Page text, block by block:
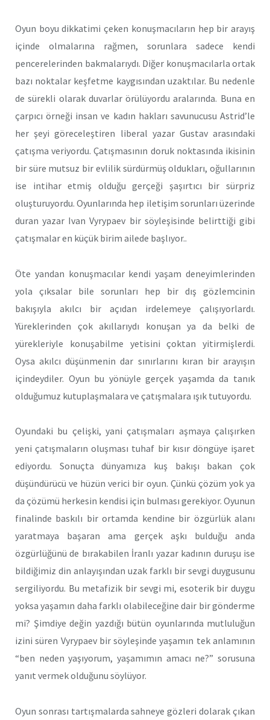
Oyun boyu dikkatimi çeken konuşmacıların hep bir arayış
içinde olmalarına rağmen, sorunlara sadece kendi
pencerelerinden bakmalarıydı. Diğer konuşmacılarla ortak
bazı noktalar keşfetme kaygısından uzaktılar. Bu nedenle
de sürekli olarak duvarlar örülüyordu aralarında. Buna en
çarpıcı örneği insan ve kadın hakları savunucusu Astrid’le
her şeyi göreceleştiren liberal yazar Gustav arasındaki
çatışma veriyordu. Çatışmasının doruk noktasında ikisinin
bir süre mutsuz bir evlilik sürdürmüş oldukları, oğullarının
ise intihar etmiş olduğu gerçeği şaşırtıcı bir sürpriz
oluşturuyordu. Oyunlarında hep iletişim sorunları üzerinde
duran yazar Ivan Vyrypaev bir söyleşisinde belirttiği gibi
çatışmalar en küçük birim ailede başlıyor..
Öte yandan konuşmacılar kendi yaşam deneyimlerinden
yola çıksalar bile sorunları hep bir dış gözlemcinin
bakışıyla akılcı bir açıdan irdelemeye çalışıyorlardı.
Yüreklerinden çok akıllarıydı konuşan ya da belki de
yürekleriyle konuşabilme yetisini çoktan yitirmişlerdi.
Oysa akılcı düşünmenin dar sınırlarını kıran bir arayışın
içindeydiler. Oyun bu yönüyle gerçek yaşamda da tanık
olduğumuz kutuplaşmalara ve çatışmalara ışık tutuyordu.
Oyundaki bu çelişki, yani çatışmaları aşmaya çalışırken
yeni çatışmaların oluşması tuhaf bir kısır döngüye işaret
ediyordu. Sonuçta dünyamıza kuş bakışı bakan çok
düşündürücü ve hüzün verici bir oyun. Çünkü çözüm yok ya
da çözümü herkesin kendisi için bulması gerekiyor. Oyunun
finalinde baskılı bir ortamda kendine bir özgürlük alanı
yaratmaya başaran ama gerçek aşkı bulduğu anda
özgürlüğünü de bırakabilen İranlı yazar kadının duruşu ise
bildiğimiz din anlayışından uzak farklı bir sevgi duygusunu
sergiliyordu. Bu metafizik bir sevgi mi, esoterik bir duygu
yoksa yaşamın daha farklı olabileceğine dair bir gönderme
mi? Şimdiye değin yazdığı bütün oyunlarında mutluluğun
izini süren Vyrypaev bir söyleşinde yaşamın tek anlamının
“ben neden yaşıyorum, yaşamımın amacı ne?” sorusuna
yanıt vermek olduğunu söylüyor.
Oyun sonrası tartışmalarda sahneye gözleri dolarak çıkan